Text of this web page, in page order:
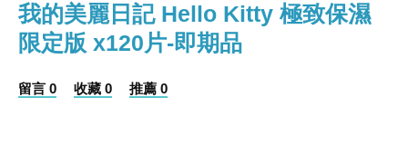
我的美麗日記 Hello Kitty 極致保濕
限定版 x120片-即期品
留言 0 收藏 0 推薦 0